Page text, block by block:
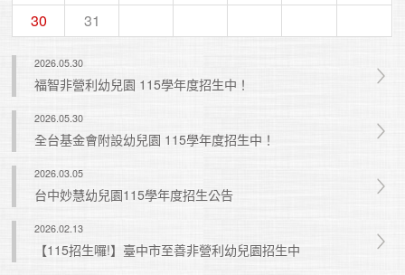
30
31
2026.05.30
福智非營利幼兒園 115學年度招生中！
2026.05.30
全台基金會附設幼兒園 115學年度招生中！
2026.03.05
台中妙慧幼兒園115學年度招生公告
2026.02.13
【115招生囉!】臺中市至善非營利幼兒園招生中